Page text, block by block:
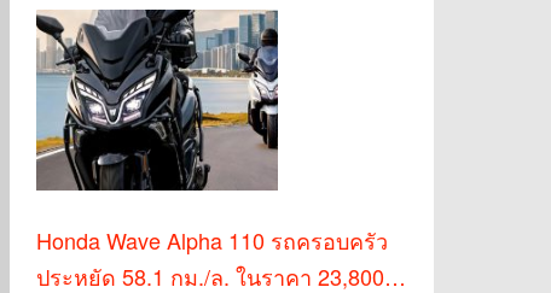
Honda Wave Alpha 110 รถครอบครัว
ประหยัด 58.1 กม./ล. ในราคา 23,800